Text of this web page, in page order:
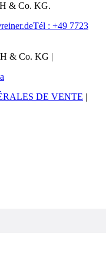
& Co. KG.
Tél : +49 7723
& Co. KG |
DE VENTE |